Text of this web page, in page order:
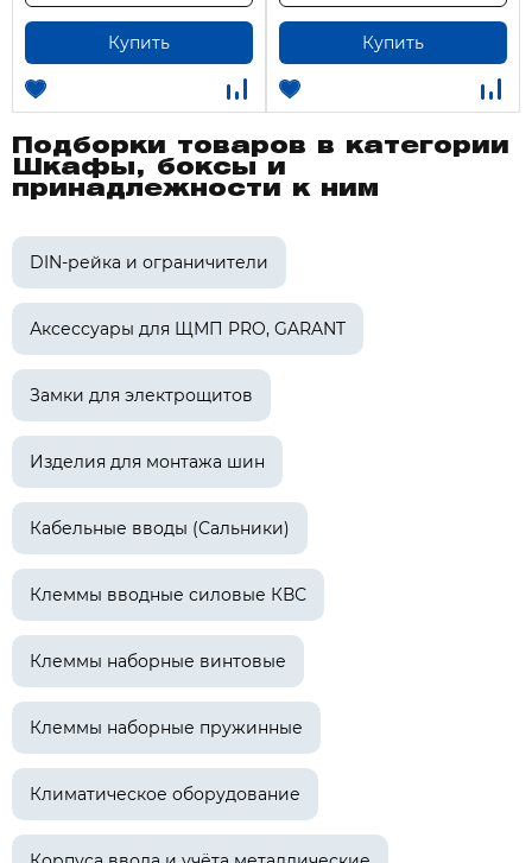
Купить Купить
Подборки товаров в категории
Шкафы, боксы и
принадлежности к ним
DIN-рейка и ограничители
Аксессуары для ЩМП PRO, GARANT
Замки для электрощитов
Изделия для монтажа шин
Кабельные вводы (Сальники)
Клеммы вводные силовые КВС
Клеммы наборные винтовые
Клеммы наборные пружинные
Климатическое оборудование